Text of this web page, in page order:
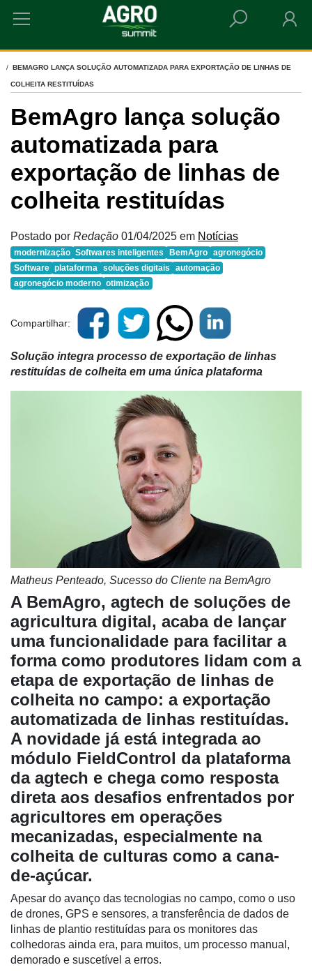
Cadastre-
se
Minha
conta
Notícias
Destaque
Mercado
Troca
HOME
BEMAGRO LANÇA SOLUÇÃO AUTOMATIZADA PARA EXPORTAÇÃO DE LINHAS DE
COLHEITA RESTITUÍDAS
BemAgro lança solução
automatizada para
exportação de linhas de
colheita restituídas
Postado por Redação 01/04/2025 em Notícias
modernização Softwares inteligentes BemAgro agronegócio
Software plataforma soluções digitais
automação
agronegócio moderno otimização
Compartilhar:
Solução integra processo de exportação de linhas
restituídas de colheita em uma única plataforma
Matheus Penteado, Sucesso do Cliente na BemAgro
A BemAgro, agtech de soluções de
agricultura digital, acaba de lançar
uma funcionalidade para facilitar a
forma como produtores lidam com a
etapa de exportação de linhas de
colheita no campo: a exportação
automatizada de linhas restituídas.
A novidade já está integrada ao
módulo FieldControl da plataforma
da agtech e chega como resposta
direta aos desafios enfrentados por
agricultores em operações
mecanizadas, especialmente na
colheita de culturas como a cana-
de-açúcar.
Apesar do avanço das tecnologias no campo, como o uso
de drones, GPS e sensores, a transferência de dados de
linhas de plantio restituídas para os monitores das
colhedoras ainda era, para muitos, um processo manual,
demorado e suscetível a erros.